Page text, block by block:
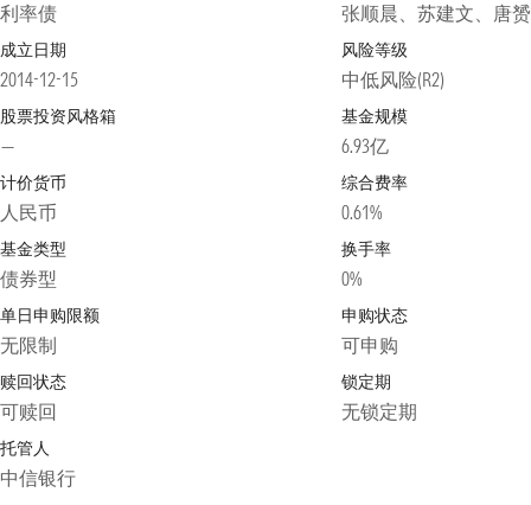
利率债 张顺晨、苏建文、唐赟
成立日期
2014-12-15
风险等级
中低风险(R2)
股票投资风格箱
—
基金规模
6.93亿
计价货币
人民币
综合费率
0.61%
基金类型
债券型
换手率
0%
单日申购限额
无限制
申购状态
可申购
赎回状态
可赎回
锁定期
无锁定期
托管人
中信银行